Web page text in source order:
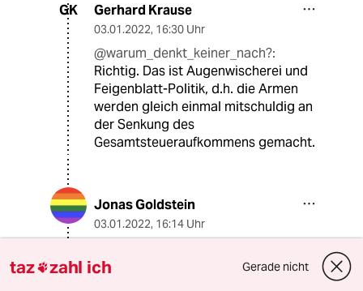
GK Gerhard Krause
03.01.2022, 16:30 Uhr
@warum_denkt_keiner_nach?:
Richtig. Das ist Augenwischerei und
Feigenblatt-Politik, d.h. die Armen
werden gleich einmal mitschuldig an
der Senkung des
Gesamtsteueraufkommens gemacht.
Jonas Goldstein
03.01.2022, 16:14 Uhr
Auf Obst und Gemüse sollte die
taz zahl ich Gerade nicht